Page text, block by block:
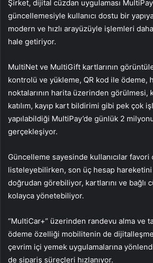
Şirket, dijital cüzdan uygulaması
güncellemesiyle kullanıcı dostu bir
modern ve hızlı arayüzüyle işlemleri
hale getiriyor.
MultiNet ve MultiGift kartlarının
kontrolü ve yükleme, QR kod ile ödeme,
noktalarının harita üzerinden görülmesi,
katılım, kayıp kart bildirimi gibi pek çok
yapılabildiği MultiPay’de günlük 2
gerçekleşiyor.
Güncelleme sayesinde kullanıcılar favori
listeleyebilirken, son üç hesap hareketini
doğrudan görebiliyor, kartlarını ve bağlı
kolayca yönetebiliyor.
“MultiCar+” üzerinden randevu alma ve
ödeme özelliği mobilitenin de
çevrim içi yemek uygulamalarına
de sipariş süreçleri hızlanıyor.